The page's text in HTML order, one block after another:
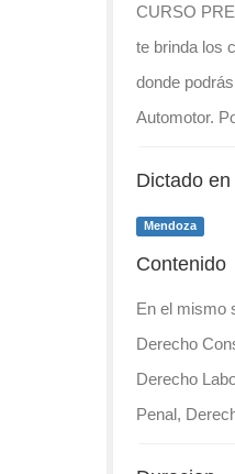
CURSO
te brinda los
donde
Automotor.
Dictado en
Mendoza
Contenido
En el mismo
Derecho
Derecho
Penal,